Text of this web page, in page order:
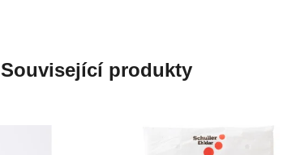
Související produkty